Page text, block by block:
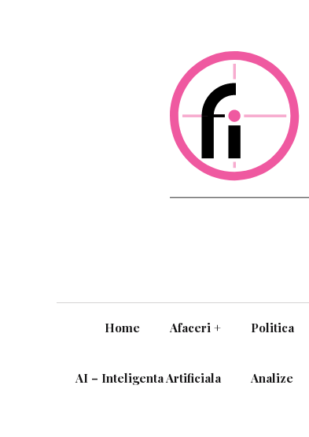
Home Afaceri + Politica
AI – Inteligenta Artificiala Analize